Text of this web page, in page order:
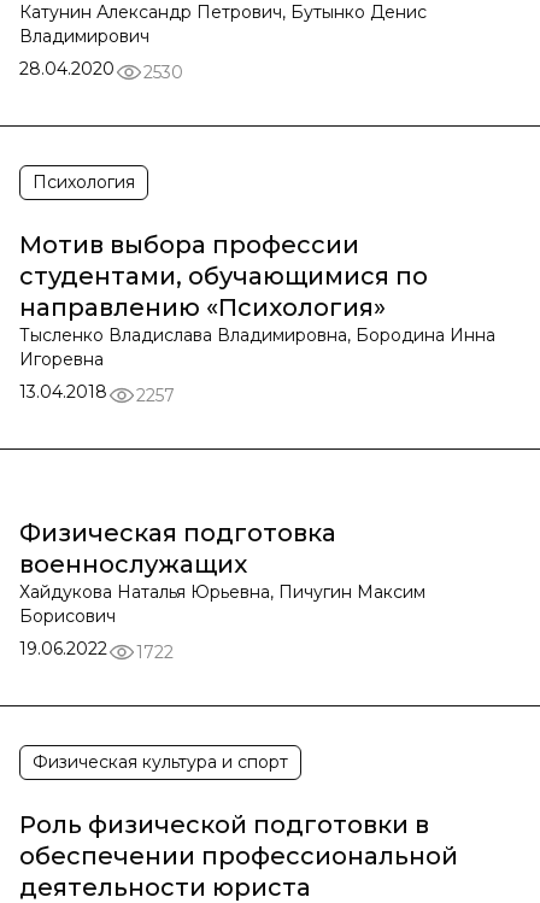
Катунин Александр Петрович, Бутынко Денис
Владимирович
28.04.2020
2530
Психология
Мотив выбора профессии
студентами, обучающимися по
направлению «Психология»
Тысленко Владислава Владимировна, Бородина Инна
Игоревна
13.04.2018
2257
Физическая подготовка
военнослужащих
Хайдукова Наталья Юрьевна, Пичугин Максим
Борисович
19.06.2022
1722
Физическая культура и спорт
Роль физической подготовки в
обеспечении профессиональной
деятельности юриста